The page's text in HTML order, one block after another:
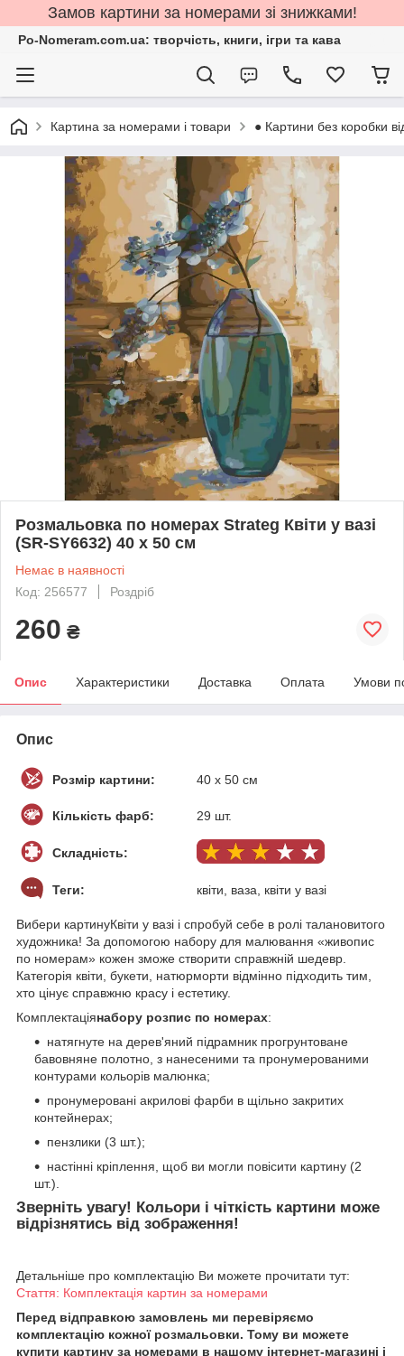
Замов картини за номерами зі знижками!
Po-Nomeram.com.ua: творчість, книги, ігри та кава
Картина за номерами і товари ● Картини без коробки
Розмальовка по номерах Strateg Квіти у вазі
(SR-SY6632) 40 х 50 см
Немає в наявності
Код: 256577
Роздріб
260 ₴
Опис Характеристики Доставка Оплата Умови
Опис
Розмір картини: 40 х 50 см
Кількість фарб: 29 шт.
Складність:
Теги: квіти, ваза, квіти у вазі
Вибери картинуКвіти у вазі і спробуй себе в ролі талановитого
художника! За допомогою набору для малювання «живопис
по номерам» кожен зможе створити справжній шедевр.
Категорія квіти, букети, натюрморти відмінно підходить тим,
хто цінує справжню красу і естетику.
Комплектаціянабору розпис по номерах:
натягнуте на дерев'яний підрамник прогрунтоване
бавовняне полотно, з нанесеними та пронумерованими
контурами кольорів малюнка;
пронумеровані акрилові фарби в щільно закритих
контейнерах;
пензлики (3 шт.);
настінні кріплення, щоб ви могли повісити картину (2
шт.).
Зверніть увагу! Кольори і чіткість картини може
відрізнятись від зображення!
Детальніше про комплектацію Ви можете прочитати тут:
Стаття: Комплектація картин за номерами
Перед відправкою замовлень ми перевіряємо
комплектацію кожної розмальовки. Тому ви можете
купити картину за номерами в нашому інтернет-магазині і